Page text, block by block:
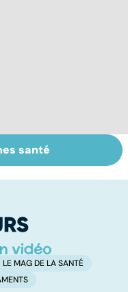
un
peu
santé
LE MAG DE LA SANTÉ